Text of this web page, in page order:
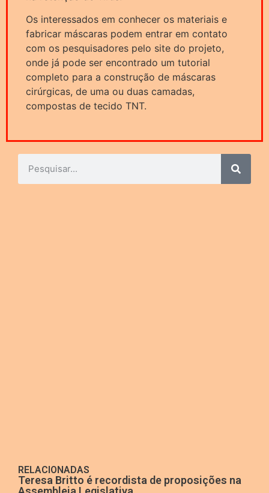
Os interessados em conhecer os materiais e
fabricar máscaras podem entrar em contato
com os pesquisadores pelo site do projeto,
onde já pode ser encontrado um tutorial
completo para a construção de máscaras
cirúrgicas, de uma ou duas camadas,
compostas de tecido TNT.
RELACIONADAS
Teresa Britto é recordista de proposições na